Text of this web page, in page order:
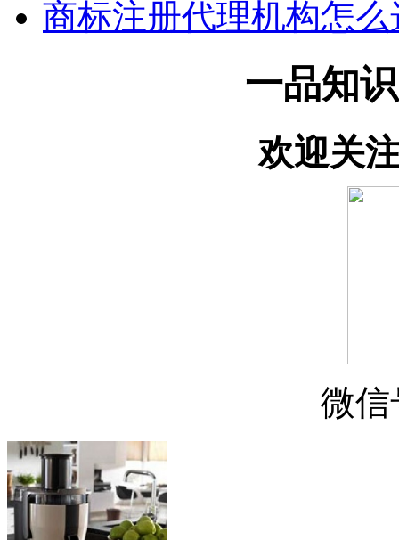
商标注册代理机构怎么
一品知
欢迎关
微信